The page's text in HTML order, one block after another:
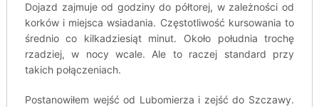
Dojazd zajmuje od godziny do półtorej, w zależności od
korków i miejsca wsiadania. Częstotliwość kursowania to
średnio co kilkadziesiąt minut. Około południa trochę
rzadziej, w nocy wcale. Ale to raczej standard przy
takich połączeniach.
Postanowiłem wejść od Lubomierza i zejść do Szczawy.